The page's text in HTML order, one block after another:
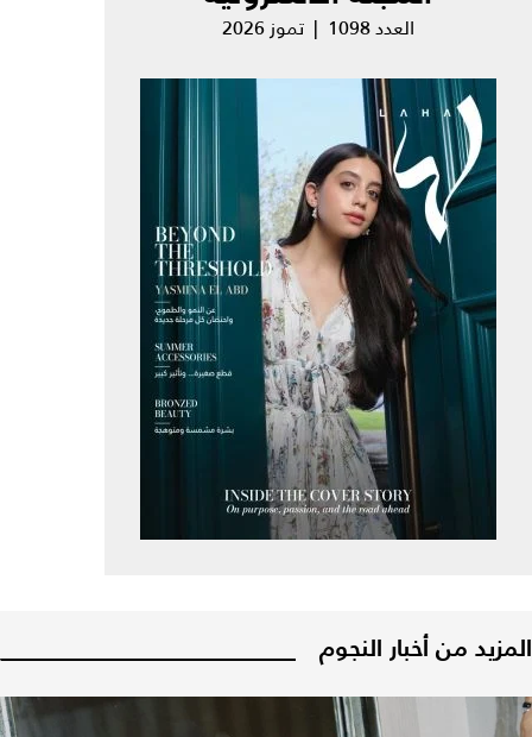
العدد 1098 | تموز 2026
المزيد من أخبار النجوم